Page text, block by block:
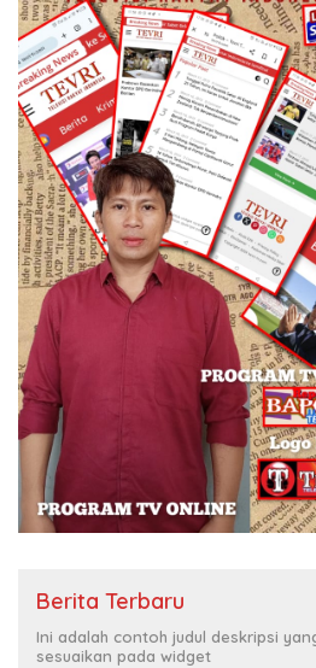
Berita Terbaru
Ini adalah contoh judul deskripsi
sesuaikan pada widget